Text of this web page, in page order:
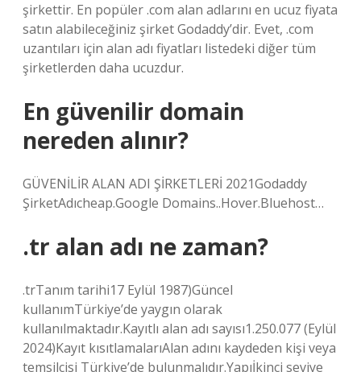
şirkettir. En popüler .com alan adlarını en ucuz fiyata
satın alabileceğiniz şirket Godaddy’dir. Evet, .com
uzantıları için alan adı fiyatları listedeki diğer tüm
şirketlerden daha ucuzdur.
En güvenilir domain
nereden alınır?
GÜVENİLİR ALAN ADI ŞİRKETLERİ 2021Godaddy
ŞirketAdıcheap.Google Domains..Hover.Bluehost…
.tr alan adı ne zaman?
.trTanım tarihi17 Eylül 1987)Güncel
kullanımTürkiye’de yaygın olarak
kullanılmaktadır.Kayıtlı alan adı sayısı1.250.077 (Eylül
2024)Kayıt kısıtlamalarıAlan adını kaydeden kişi veya
temsilcisi Türkiye’de bulunmalıdır.Yapıİkinci seviye